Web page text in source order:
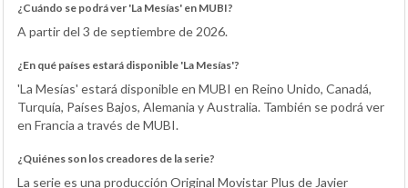
¿Cuándo se podrá ver 'La Mesías' en MUBI?
A partir del 3 de septiembre de 2026.
¿En qué países estará disponible 'La Mesías'?
'La Mesías' estará disponible en MUBI en Reino Unido, Canadá,
Turquía, Países Bajos, Alemania y Australia. También se podrá ver
en Francia a través de MUBI.
¿Quiénes son los creadores de la serie?
La serie es una producción Original Movistar Plus de Javier